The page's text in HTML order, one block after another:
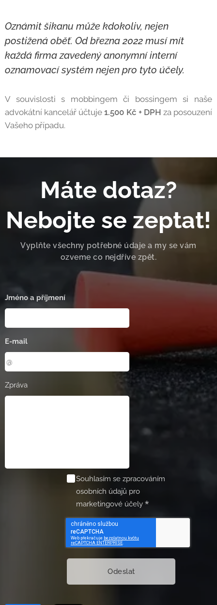
Oznámit šikanu může kdokoliv, nejen
postižená oběť. Od března 2022 musí mít
každá firma zavedený anonymní interní
oznamovací systém nejen pro tyto účely.
V souvislosti s mobbingem či bossingem si naše
advokátní kancelář účtuje 1.500 Kč + DPH za posouzení
Vašeho případu.
Máte dotaz?
Nebojte se zeptat!
Vyplňte všechny potřebné údaje a my se vám
ozveme co nejdříve zpět.
Jméno a příjmení
E-mail
Zpráva
Souhlasím se zpracováním
osobních údajů pro
marketingové účely
Odeslat